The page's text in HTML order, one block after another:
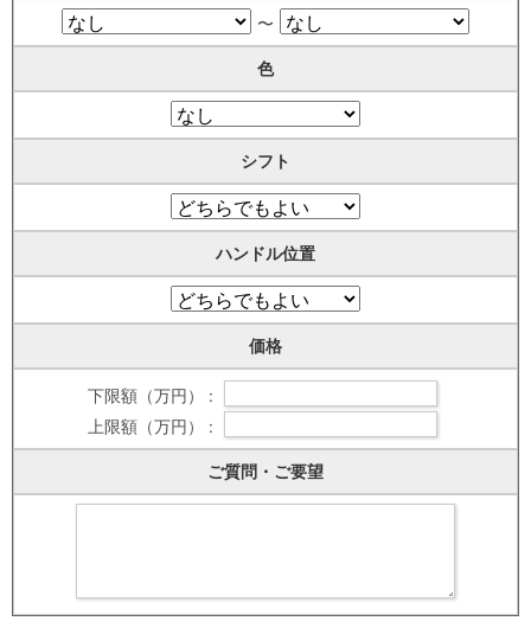
〜
色
シフト
ハンドル位置
価格
下限額（万円） :
上限額（万円） :
ご質問・ご要望